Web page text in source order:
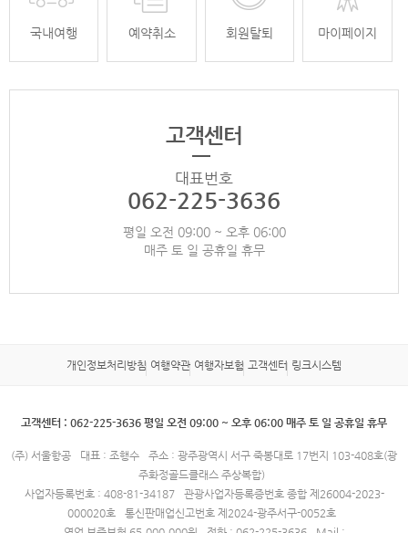
국내여행 예약취소 회원탈퇴 마이페이지
고객센터
대표번호
062-225-3636
평일 오전 09:00 ~ 오후 06:00
매주 토 일 공휴일 휴무
개인정보처리방침 여행약관 여행자보험 고객센터 링크시스템
고객센터 : 062-225-3636 평일 오전 09:00 ~ 오후 06:00 매주 토 일 공휴일 휴무
(주) 서울항공 대표 : 조행수
주소 : 광주광역시 서구 죽봉대로 17번지 103-408호(광
주화정골드클래스 주상복합)
사업자등록번호 : 408-81-34187
관광사업자등록증번호 종합 제26004-2023-
000020호
통신판매업신고번호 제2024-광주서구-0052호